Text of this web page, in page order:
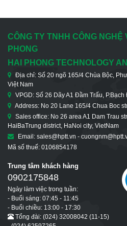
CÔNG TY TNHH CÔNG NGHỆ
PHONG
HAI PHONG TECHNOLOGY
Địa chỉ: Số 20 ngõ 165/4 Chùa Bộc,
Việt Nam
VPGD: Số 26 Dãy A1 Đầm Trấu,
Address: No 20 Lane 165/4 Chua Boc
Sales office: No 26 area A1 Dam Trau
HaiBaTrung district, HaNoi city, VietNam
Email: sales@hptt.vn -
Mã số thuế: 0106854178
Trung tâm khách hàng
0902175848
Ngày làm việc trong tuần:
- Buổi sáng: 07:45 - 11:45
- Buổi chiều: 13:00 - 17:30
Tổng đài: (024) 32008042 (11-15)